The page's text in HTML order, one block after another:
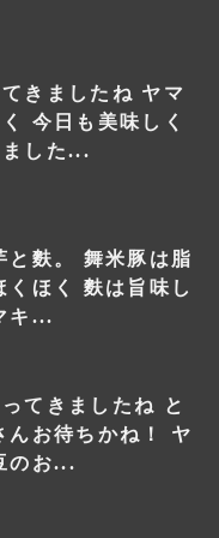
きましたね ヤマ
今日も美味しく
した...
と麩。 舞米豚は脂
ほく 麩は旨味し
キ...
てきましたね と
んお待ちかね！ ヤ
のお...